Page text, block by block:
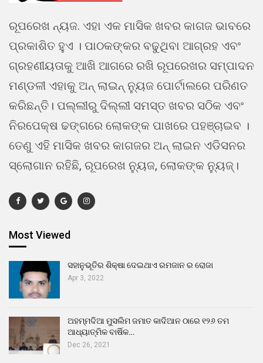
ରୂପରେଖ ନ୍ୟଜ. ଏହା ଏକ ମାସିକ ଖବର କାଗଜ ଭାବରେ
ପ୍ରକାଶିତ ହୁଏ । ପାଠକଙ୍କର ବଢୁଥିବା ଆଗ୍ରହ ଏବଂ
ଗ୍ରହଣୀୟତାକୁ ଆଖି ଆଗରେ ରଖି ରୂପରେଖର ସମ୍ପାଦନ
ମଣ୍ଡଳୀ ଏହାକୁ ଅନ୍ ଲାଇନ୍ ନ୍ୟୁଜ ପୋର୍ଟାଲରେ ପରିଣତ
କରିଛନ୍ତି। ପଲ୍ଲୀରୁ ଦିଲ୍ଲୀ ସମସ୍ତ ଖବର ସଠିକ ଏବଂ
ନିରପେକ୍ଷ ଢଙ୍ଗରେ ଲୋକଙ୍କ ପାଖରେ ପହଞ୍ଚାଇବ ।
ତେଣୁ ଏହି ମାସିକ ଖବର କାଗଜର ଅନ୍ ଲାଇନ ଏଡିସନର
ସ୍ଲୋଗାନ ରହିଛି, ରୂପରେଖ ନ୍ୟୁଜ, ଲୋକଙ୍କ ନ୍ୟୁଜ୍।
Most Viewed
ସହାନୁଭୂତିର ଶିକ୍ଷା ଦେଇଥାଏ ରମଜାନ ର ରୋଜା
Apr 3, 2022
ଅହମ୍ମଦିଆ ମୁସଲିମ ଜମାତ କାଦିଆନ ଠାରେ ୧୨୬ ତମ
ଆଧ୍ୟାତ୍ମିକ ବାର୍ଷିକ…
Dec 26, 2021